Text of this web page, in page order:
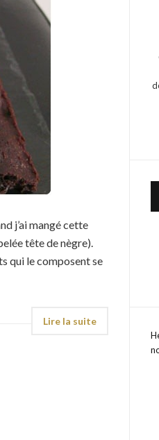
j’ai mangé cette
tête de nègre).
qui le composent se